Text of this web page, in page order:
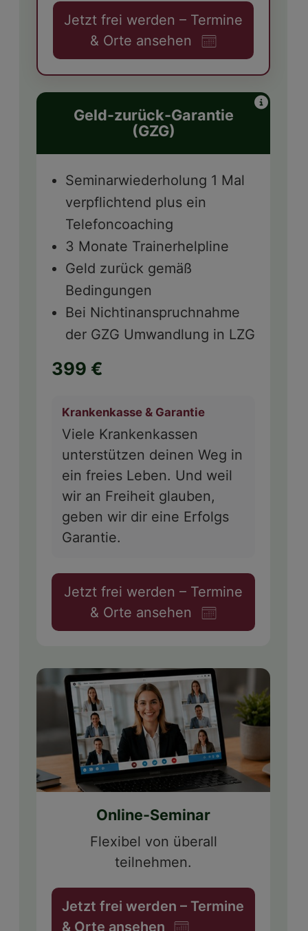
Jetzt frei werden – Termine
& Orte ansehen
Geld-zurück-Garantie
(GZG)
Seminarwiederholung 1 Mal
verpflichtend plus ein
Telefoncoaching
3 Monate Trainerhelpline
Geld zurück gemäß
Bedingungen
Bei Nichtinanspruchnahme
der GZG Umwandlung in LZG
399 €
Krankenkasse & Garantie
Viele Krankenkassen
unterstützen deinen Weg in
ein freies Leben. Und weil
wir an Freiheit glauben,
geben wir dir eine Erfolgs
Garantie.
Jetzt frei werden – Termine
& Orte ansehen
Online-Seminar
Flexibel von überall
teilnehmen.
Jetzt frei werden – Termine
& Orte ansehen